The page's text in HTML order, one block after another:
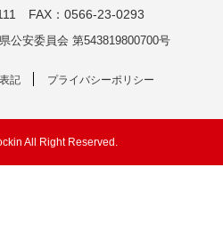
FAX：0566-23-0293
公安委員会 第543819800700号
記 プライバシーポリシー
All Right Reserved.